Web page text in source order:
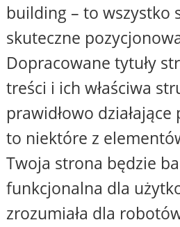
building – to wszystko
skuteczne
Dopracowane tytuły
treści i ich właściwa
prawidłowo
to niektóre z
Twoja strona będzie
funkcjonalna dla
zrozumiała dla